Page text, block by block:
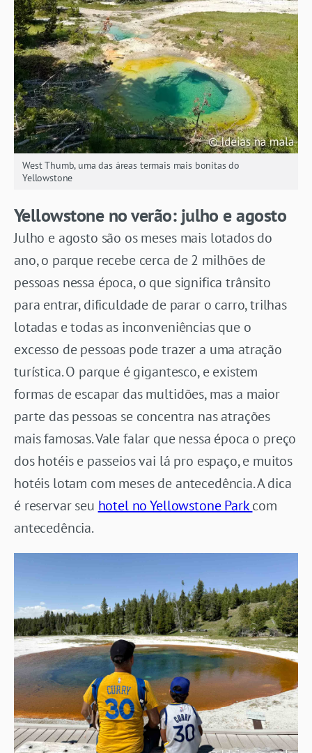
West Thumb, uma das áreas termais mais bonitas do
Yellowstone
Yellowstone no verão: julho e agosto
Julho e agosto são os meses mais lotados do
ano, o parque recebe cerca de 2 milhões de
pessoas nessa época, o que significa trânsito
para entrar, dificuldade de parar o carro, trilhas
lotadas e todas as inconveniências que o
excesso de pessoas pode trazer a uma atração
turística. O parque é gigantesco, e existem
formas de escapar das multidões, mas a maior
parte das pessoas se concentra nas atrações
mais famosas. Vale falar que nessa época o preço
dos hotéis e passeios vai lá pro espaço, e muitos
hotéis lotam com meses de antecedência. A dica
é reservar seu hotel no Yellowstone Parkcom
antecedência.